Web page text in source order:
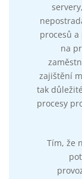
procesů
na
zajištění
tak
procesy
Tím, že